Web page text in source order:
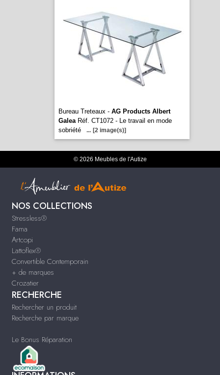
Bureau Treteaux - AG Products Albert
GaleaRéf. CT1072 - Le travail en mode
sobriété
... [2 image(s)]
© 2026 Meubles de l'Autize
NOS COLLECTIONS
Stressless®
Fama
Artcopi
Lattoflex®
Convertible Contemporain
+ de marques
Crozatier
RECHERCHE
Rechercher un produit
Recherche par marque
Le Bonus Réparation